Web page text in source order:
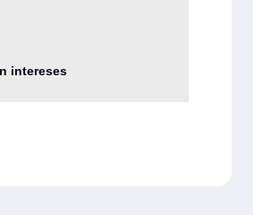
intereses